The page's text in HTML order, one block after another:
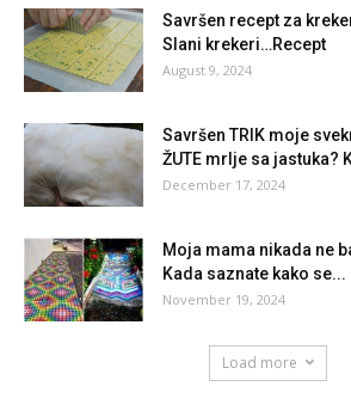
Savršen recept za
Slani krekeri…Recept
August 9, 2024
Savršen TRIK moje
ŽUTE mrlje sa jastuka?
December 17, 2024
Moja mama nikada ne
Kada saznate kako se...
November 19, 2024
Load more